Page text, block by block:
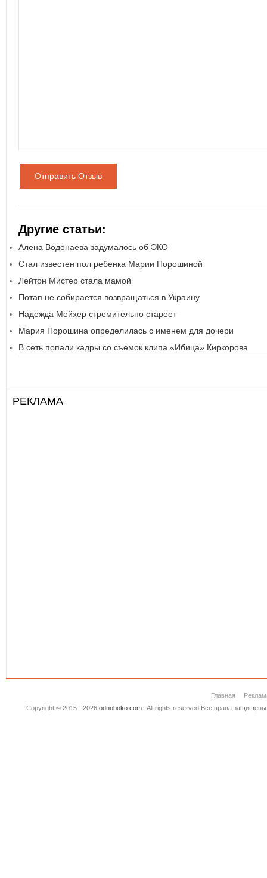
Отправить Отзыв
Другие статьи:
Алена Водонаева задумалось об ЭКО
Стал известен пол ребенка Марии Порошиной
Лейтон Мистер стала мамой
Потап не собирается возвращаться в Украину
Надежда Мейхер стремительно стареет
Мария Порошина определилась с именем для дочери
В сеть попали кадры со съемок клипа «Ибица» Киркорова
РЕКЛАМА
Главная
Copyright © 2015 - 2026 odnoboko.com. All rights reserved.Все права защищены.